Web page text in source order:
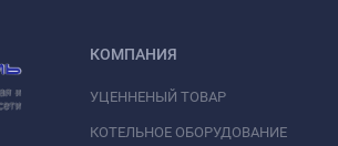
КОМПАНИЯ
УЦЕННЕНЫЙ ТОВАР
КОТЕЛЬНОЕ ОБОРУДОВАНИЕ